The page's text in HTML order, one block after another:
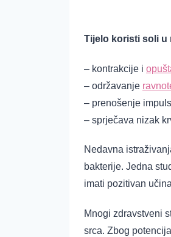
Tijelo koristi soli
– kontrakcije i
– održavanje
– prenošenje
– sprječava nizak
Nedavna
bakterije. Jedna
imati pozitivan
Mnogi zdravstveni
srca. Zbog